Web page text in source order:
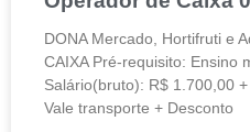
DONA Mercado, Hortifruti e
CAIXA Pré-requisito: Ensino
Salário(bruto): R$ 1.700,00
Vale transporte + Desconto